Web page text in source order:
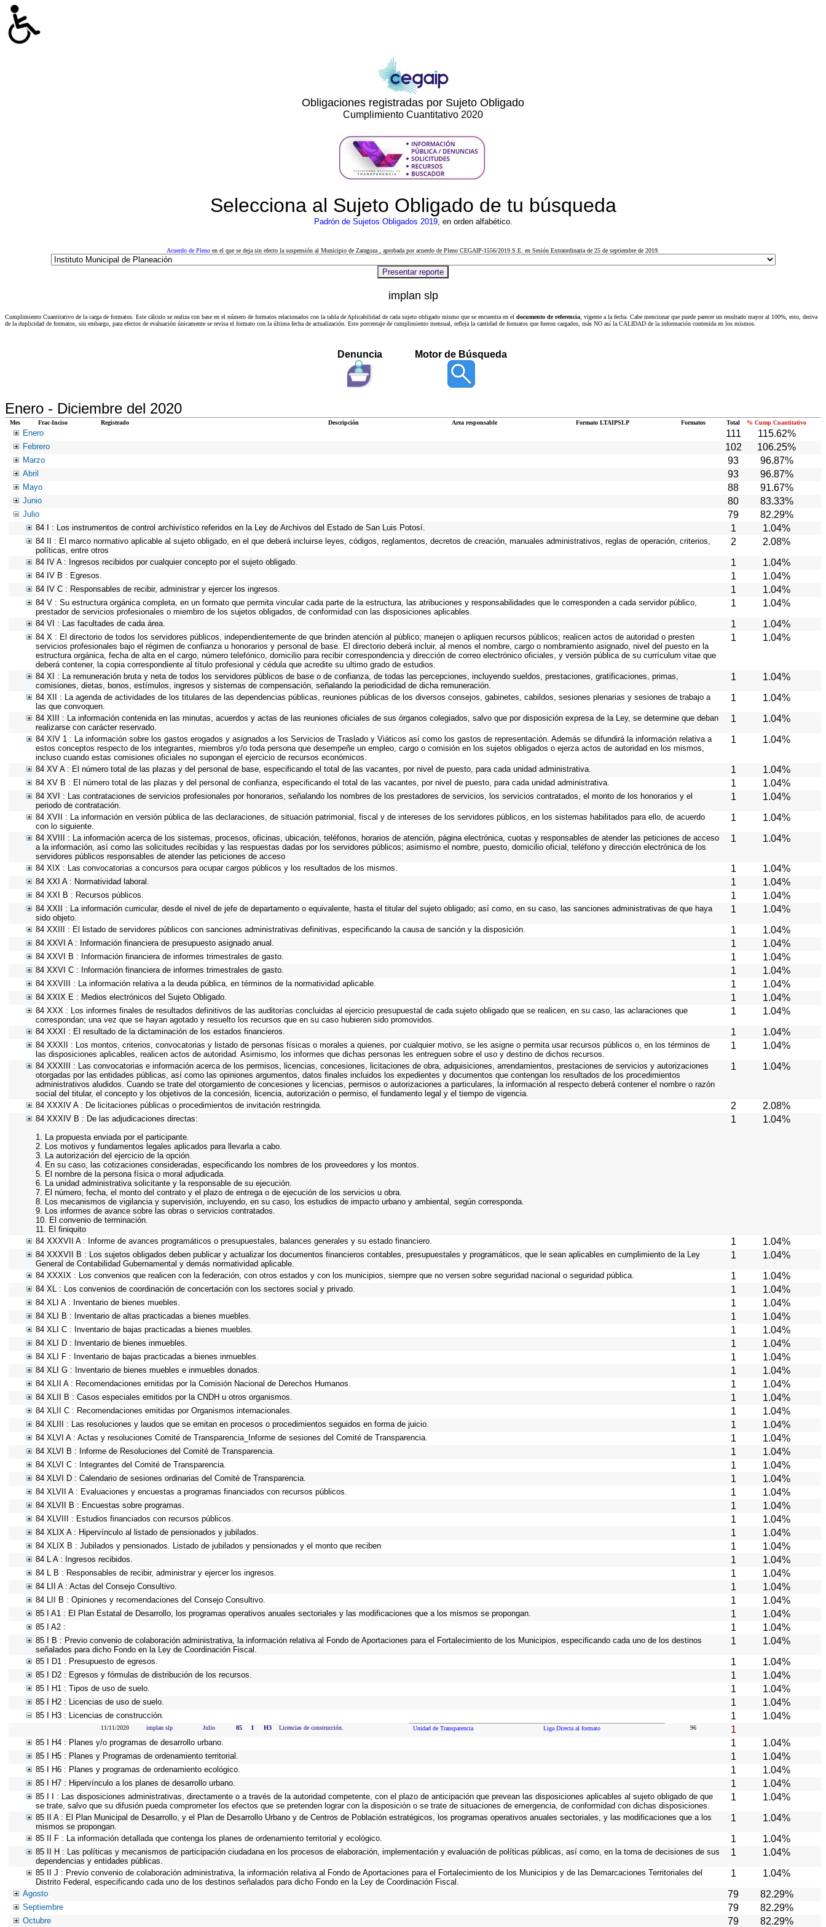
Obligaciones registradas por Sujeto Obligado
Cumplimiento Cuantitativo 2020
Selecciona al Sujeto Obligado de tu búsqueda
Padrón de Sujetos Obligados 2019, en orden alfabético.
Acuerdo de Pleno en el que se deja sin efecto la suspensión al Municipio de Zaragoza , aprobada por acuerdo de Pleno CEGAIP-1556/2019.S.E. en Sesión Extraordinaria de 25 de septiembre de 2019.
implan slp
Cumplimiento Cuantitativo de la carga de formatos. Este cálculo se realiza con base en el número de formatos relacionados con la tabla de Aplicabilidad de cada sujeto obligado mismo que se encuentra en el documento de referencia , vigente a la fecha. Cabe mencionar que puede parecer un resultado mayor al 100%, esto, deriva
de la duplicidad de formatos, sin embargo, para efectos de evaluación únicamente se revisa el formato con la última fecha de actualización. Este porcentaje de cumplimiento mensual, refleja la cantidad de formatos que fueron cargados, más NO así la CALIDAD de la información contenida en los mismos.
Denuncia Motor de Búsqueda
Enero - Diciembre del 2020
Mes Frac-Inciso Registrado Descripción Area responsable Formato LTAIPSLP Formatos Total % Cump Cuantitativo
Enero 111 115.62%
Febrero 102 106.25%
Marzo 93 96.87%
Abril 93 96.87%
Mayo 88 91.67%
Junio 80 83.33%
Julio 79 82.29%
84 I : Los instrumentos de control archivístico referidos en la Ley de Archivos del Estado de San Luis Potosí. 1 1.04%
84 II : El marco normativo aplicable al sujeto obligado, en el que deberá incluirse leyes, códigos, reglamentos, decretos de creación, manuales administrativos, reglas de operación, criterios,
políticas, entre otros
2 2.08%
84 IV A : Ingresos recibidos por cualquier concepto por el sujeto obligado. 1 1.04%
84 IV B : Egresos. 1 1.04%
84 IV C : Responsables de recibir, administrar y ejercer los ingresos. 1 1.04%
84 V : Su estructura orgánica completa, en un formato que permita vincular cada parte de la estructura, las atribuciones y responsabilidades que le corresponden a cada servidor público,
prestador de servicios profesionales o miembro de los sujetos obligados, de conformidad con las disposiciones aplicables.
1 1.04%
84 VI : Las facultades de cada área. 1 1.04%
84 X : El directorio de todos los servidores públicos, independientemente de que brinden atención al público; manejen o apliquen recursos públicos; realicen actos de autoridad o presten
servicios profesionales bajo el régimen de confianza u honorarios y personal de base. El directorio deberá incluir, al menos el nombre, cargo o nombramiento asignado, nivel del puesto en la
estructura orgánica, fecha de alta en el cargo, número telefónico, domicilio para recibir correspondencia y dirección de correo electrónico oficiales, y versión pública de su currículum vitae que
deberá contener, la copia correspondiente al título profesional y cédula que acredite su ultimo grado de estudios.
1 1.04%
84 XI : La remuneración bruta y neta de todos los servidores públicos de base o de confianza, de todas las percepciones, incluyendo sueldos, prestaciones, gratificaciones, primas,
comisiones, dietas, bonos, estímulos, ingresos y sistemas de compensación, señalando la periodicidad de dicha remuneración.
1 1.04%
84 XII : La agenda de actividades de los titulares de las dependencias públicas, reuniones públicas de los diversos consejos, gabinetes, cabildos, sesiones plenarias y sesiones de trabajo a
las que convoquen.
1 1.04%
84 XIII : La información contenida en las minutas, acuerdos y actas de las reuniones oficiales de sus órganos colegiados, salvo que por disposición expresa de la Ley, se determine que deban
realizarse con carácter reservado.
1 1.04%
84 XIV 1 : La información sobre los gastos erogados y asignados a los Servicios de Traslado y Viáticos así como los gastos de representación. Además se difundirá la información relativa a
estos conceptos respecto de los integrantes, miembros y/o toda persona que desempeñe un empleo, cargo o comisión en los sujetos obligados o ejerza actos de autoridad en los mismos,
incluso cuando estas comisiones oficiales no supongan el ejercicio de recursos económicos.
1 1.04%
84 XV A : El número total de las plazas y del personal de base, especificando el total de las vacantes, por nivel de puesto, para cada unidad administrativa. 1 1.04%
84 XV B : El número total de las plazas y del personal de confianza, especificando el total de las vacantes, por nivel de puesto, para cada unidad administrativa. 1 1.04%
84 XVI : Las contrataciones de servicios profesionales por honorarios, señalando los nombres de los prestadores de servicios, los servicios contratados, el monto de los honorarios y el
periodo de contratación.
1 1.04%
84 XVII : La información en versión pública de las declaraciones, de situación patrimonial, fiscal y de intereses de los servidores públicos, en los sistemas habilitados para ello, de acuerdo
con lo siguiente.
1 1.04%
84 XVIII : La información acerca de los sistemas, procesos, oficinas, ubicación, teléfonos, horarios de atención, página electrónica, cuotas y responsables de atender las peticiones de acceso
a la información, así como las solicitudes recibidas y las respuestas dadas por los servidores públicos; asimismo el nombre, puesto, domicilio oficial, teléfono y dirección electrónica de los
servidores públicos responsables de atender las peticiones de acceso
1 1.04%
84 XIX : Las convocatorias a concursos para ocupar cargos públicos y los resultados de los mismos. 1 1.04%
84 XXI A : Normatividad laboral. 1 1.04%
84 XXI B : Recursos públicos. 1 1.04%
84 XXII : La información curricular, desde el nivel de jefe de departamento o equivalente, hasta el titular del sujeto obligado; así como, en su caso, las sanciones administrativas de que haya
sido objeto.
1 1.04%
84 XXIII : El listado de servidores públicos con sanciones administrativas definitivas, especificando la causa de sanción y la disposición. 1 1.04%
84 XXVI A : Información financiera de presupuesto asignado anual. 1 1.04%
84 XXVI B : Información financiera de informes trimestrales de gasto. 1 1.04%
84 XXVI C : Información financiera de informes trimestrales de gasto. 1 1.04%
84 XXVIII : La información relativa a la deuda pública, en términos de la normatividad aplicable. 1 1.04%
84 XXIX E : Medios electrónicos del Sujeto Obligado. 1 1.04%
84 XXX : Los informes finales de resultados definitivos de las auditorías concluidas al ejercicio presupuestal de cada sujeto obligado que se realicen, en su caso, las aclaraciones que
correspondan; una vez que se hayan agotado y resuelto los recursos que en su caso hubieren sido promovidos.
1 1.04%
84 XXXI : El resultado de la dictaminación de los estados financieros. 1 1.04%
84 XXXII : Los montos, criterios, convocatorias y listado de personas físicas o morales a quienes, por cualquier motivo, se les asigne o permita usar recursos públicos o, en los términos de
las disposiciones aplicables, realicen actos de autoridad. Asimismo, los informes que dichas personas les entreguen sobre el uso y destino de dichos recursos.
1 1.04%
84 XXXIII : Las convocatorias e información acerca de los permisos, licencias, concesiones, licitaciones de obra, adquisiciones, arrendamientos, prestaciones de servicios y autorizaciones
otorgadas por las entidades públicas, así como las opiniones argumentos, datos finales incluidos los expedientes y documentos que contengan los resultados de los procedimientos
administrativos aludidos. Cuando se trate del otorgamiento de concesiones y licencias, permisos o autorizaciones a particulares, la información al respecto deberá contener el nombre o razón
social del titular, el concepto y los objetivos de la concesión, licencia, autorización o permiso, el fundamento legal y el tiempo de vigencia.
1 1.04%
84 XXXIV A : De licitaciones públicas o procedimientos de invitación restringida. 2 2.08%
84 XXXIV B : De las adjudicaciones directas:
1. La propuesta enviada por el participante.
2. Los motivos y fundamentos legales aplicados para llevarla a cabo.
3. La autorización del ejercicio de la opción.
4. En su caso, las cotizaciones consideradas, especificando los nombres de los proveedores y los montos.
5. El nombre de la persona física o moral adjudicada.
6. La unidad administrativa solicitante y la responsable de su ejecución.
7. El número, fecha, el monto del contrato y el plazo de entrega o de ejecución de los servicios u obra.
8. Los mecanismos de vigilancia y supervisión, incluyendo, en su caso, los estudios de impacto urbano y ambiental, según corresponda.
9. Los informes de avance sobre las obras o servicios contratados.
10. El convenio de terminación.
11. El finiquito
1 1.04%
84 XXXVII A : Informe de avances programáticos o presupuestales, balances generales y su estado financiero. 1 1.04%
84 XXXVII B : Los sujetos obligados deben publicar y actualizar los documentos financieros contables, presupuestales y programáticos, que le sean aplicables en cumplimiento de la Ley
General de Contabilidad Gubernamental y demás normatividad aplicable.
1 1.04%
84 XXXIX : Los convenios que realicen con la federación, con otros estados y con los municipios, siempre que no versen sobre seguridad nacional o seguridad pública. 1 1.04%
84 XL : Los convenios de coordinación de concertación con los sectores social y privado. 1 1.04%
84 XLI A : Inventario de bienes muebles. 1 1.04%
84 XLI B : Inventario de altas practicadas a bienes muebles. 1 1.04%
84 XLI C : Inventario de bajas practicadas a bienes muebles. 1 1.04%
84 XLI D : Inventario de bienes inmuebles. 1 1.04%
84 XLI F : Inventario de bajas practicadas a bienes inmuebles. 1 1.04%
84 XLI G : Inventario de bienes muebles e inmuebles donados. 1 1.04%
84 XLII A : Recomendaciones emitidas por la Comisión Nacional de Derechos Humanos. 1 1.04%
84 XLII B : Casos especiales emitidos por la CNDH u otros organismos. 1 1.04%
84 XLII C : Recomendaciones emitidas por Organismos internacionales. 1 1.04%
84 XLIII : Las resoluciones y laudos que se emitan en procesos o procedimientos seguidos en forma de juicio. 1 1.04%
84 XLVI A : Actas y resoluciones Comité de Transparencia_Informe de sesiones del Comité de Transparencia. 1 1.04%
84 XLVI B : Informe de Resoluciones del Comité de Transparencia. 1 1.04%
84 XLVI C : Integrantes del Comité de Transparencia. 1 1.04%
84 XLVI D : Calendario de sesiones ordinarias del Comité de Transparencia. 1 1.04%
84 XLVII A : Evaluaciones y encuestas a programas financiados con recursos públicos. 1 1.04%
84 XLVII B : Encuestas sobre programas. 1 1.04%
84 XLVIII : Estudios financiados con recursos públicos. 1 1.04%
84 XLIX A : Hipervínculo al listado de pensionados y jubilados. 1 1.04%
84 XLIX B : Jubilados y pensionados. Listado de jubilados y pensionados y el monto que reciben 1 1.04%
84 L A : Ingresos recibidos. 1 1.04%
84 L B : Responsables de recibir, administrar y ejercer los ingresos. 1 1.04%
84 LII A : Actas del Consejo Consultivo. 1 1.04%
84 LII B : Opiniones y recomendaciones del Consejo Consultivo. 1 1.04%
85 I A1 : El Plan Estatal de Desarrollo, los programas operativos anuales sectoriales y las modificaciones que a los mismos se propongan. 1 1.04%
85 I A2 : 1 1.04%
85 I B : Previo convenio de colaboración administrativa, la información relativa al Fondo de Aportaciones para el Fortalecimiento de los Municipios, especificando cada uno de los destinos
señalados para dicho Fondo en la Ley de Coordinación Fiscal.
1 1.04%
85 I D1 : Presupuesto de egresos. 1 1.04%
85 I D2 : Egresos y fórmulas de distribución de los recursos. 1 1.04%
85 I H1 : Tipos de uso de suelo. 1 1.04%
85 I H2 : Licencias de uso de suelo. 1 1.04%
85 I H3 : Licencias de construcción. 1 1.04%
11/11/2020 implan slp Julio 85 I H3 Licencias de construcción. Unidad de Transparencia Liga Directa al formato 96 1
85 I H4 : Planes y/o programas de desarrollo urbano. 1 1.04%
85 I H5 : Planes y Programas de ordenamiento territorial. 1 1.04%
85 I H6 : Planes y programas de ordenamiento ecológico. 1 1.04%
85 I H7 : Hipervínculo a los planes de desarrollo urbano. 1 1.04%
85 I I : Las disposiciones administrativas, directamente o a través de la autoridad competente, con el plazo de anticipación que prevean las disposiciones aplicables al sujeto obligado de que
se trate, salvo que su difusión pueda comprometer los efectos que se pretenden lograr con la disposición o se trate de situaciones de emergencia, de conformidad con dichas disposiciones.
1 1.04%
85 II A : El Plan Municipal de Desarrollo, y el Plan de Desarrollo Urbano y de Centros de Población estratégicos, los programas operativos anuales sectoriales, y las modificaciones que a los
mismos se propongan.
1 1.04%
85 II F : La información detallada que contenga los planes de ordenamiento territorial y ecológico. 1 1.04%
85 II H : Las políticas y mecanismos de participación ciudadana en los procesos de elaboración, implementación y evaluación de políticas públicas, así como, en la toma de decisiones de sus
dependencias y entidades públicas.
1 1.04%
85 II J : Previo convenio de colaboración administrativa, la información relativa al Fondo de Aportaciones para el Fortalecimiento de los Municipios y de las Demarcaciones Territoriales del
Distrito Federal, especificando cada uno de los destinos señalados para dicho Fondo en la Ley de Coordinación Fiscal.
1 1.04%
Agosto 79 82.29%
Septiembre 79 82.29%
Octubre 79 82.29%